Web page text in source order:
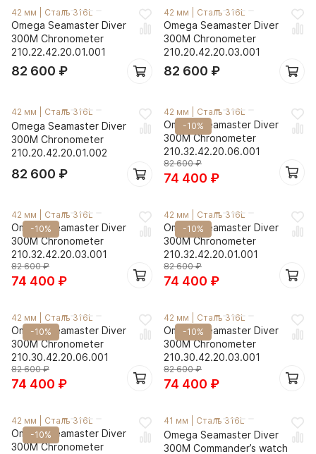
42 мм Сталь 316L
Omega Seamaster Diver
300M Chronometer
210.22.42.20.01.001
82 600 ₽
42 мм Сталь 316L
Omega Seamaster Diver
300M Chronometer
210.20.42.20.03.001
82 600 ₽
42 мм Сталь 316L
Omega Seamaster Diver
300M Chronometer
210.20.42.20.01.002
82 600 ₽
-10%
42 мм Сталь 316L
Omega Seamaster Diver
300M Chronometer
210.32.42.20.06.001
82 600₽
74 400 ₽
-10%
42 мм Сталь 316L
Omega Seamaster Diver
300M Chronometer
210.32.42.20.03.001
82 600₽
74 400 ₽
-10%
42 мм Сталь 316L
Omega Seamaster Diver
300M Chronometer
210.32.42.20.01.001
82 600₽
74 400 ₽
-10%
42 мм Сталь 316L
Omega Seamaster Diver
300M Chronometer
210.30.42.20.06.001
82 600₽
74 400 ₽
-10%
42 мм Сталь 316L
Omega Seamaster Diver
300M Chronometer
210.30.42.20.03.001
82 600₽
74 400 ₽
-10%
42 мм Сталь 316L
Omega Seamaster Diver
300M Chronometer
41 мм Сталь 316L
Omega Seamaster Diver
300M Commander’s watch